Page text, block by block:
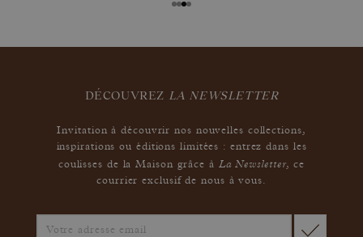
DÉCOUVREZ LA NEWSLETTER
Invitation à découvrir nos nouvelles collections,
inspirations ou éditions limitées : entrez dans les
coulisses de la Maison grâce à La Newsletter,ce
courrier exclusif de nous à vous.